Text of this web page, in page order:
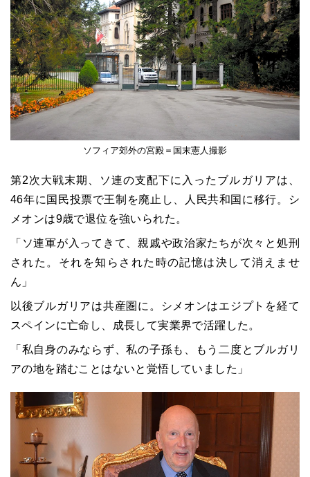
ソフィア郊外の宮殿＝国末憲人撮影
第2次大戦末期、ソ連の支配下に入ったブルガリアは、
46年に国民投票で王制を廃止し、人民共和国に移行。シ
メオンは9歳で退位を強いられた。
「ソ連軍が入ってきて、親戚や政治家たちが次々と処刑
された。それを知らされた時の記憶は決して消えませ
ん」
以後ブルガリアは共産圏に。シメオンはエジプトを経て
スペインに亡命し、成長して実業界で活躍した。
「私自身のみならず、私の子孫も、もう二度とブルガリ
アの地を踏むことはないと覚悟していました」